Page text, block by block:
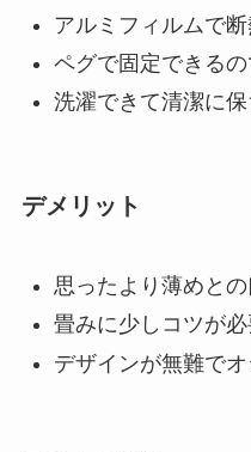
アルミフィルムで
ペグで固定できる
洗濯できて清潔に
デメリット
思ったより薄めとの
畳みに少しコツが
デザインが無難で